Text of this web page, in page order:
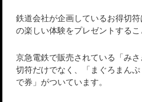
鉄道会社が企画しているお得切
の楽しい体験をプレゼントするこ
京急電鉄で販売されている「み
切符だけでなく、「まぐろまん
で券」がついています。